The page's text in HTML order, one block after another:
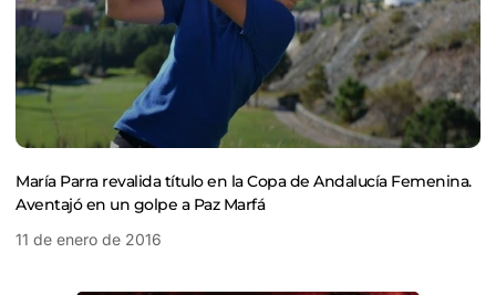
María Parra revalida título en la Copa de Andalucía Femenina.
Aventajó en un golpe a Paz Marfá
11 de enero de 2016